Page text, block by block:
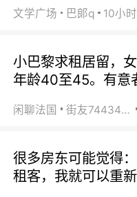
文学广场 巴郞q 10小
小巴黎求租居留，
年龄40至45。有
闲聊法国 街友74434350
很多房东可能觉得
租客，我就可以重